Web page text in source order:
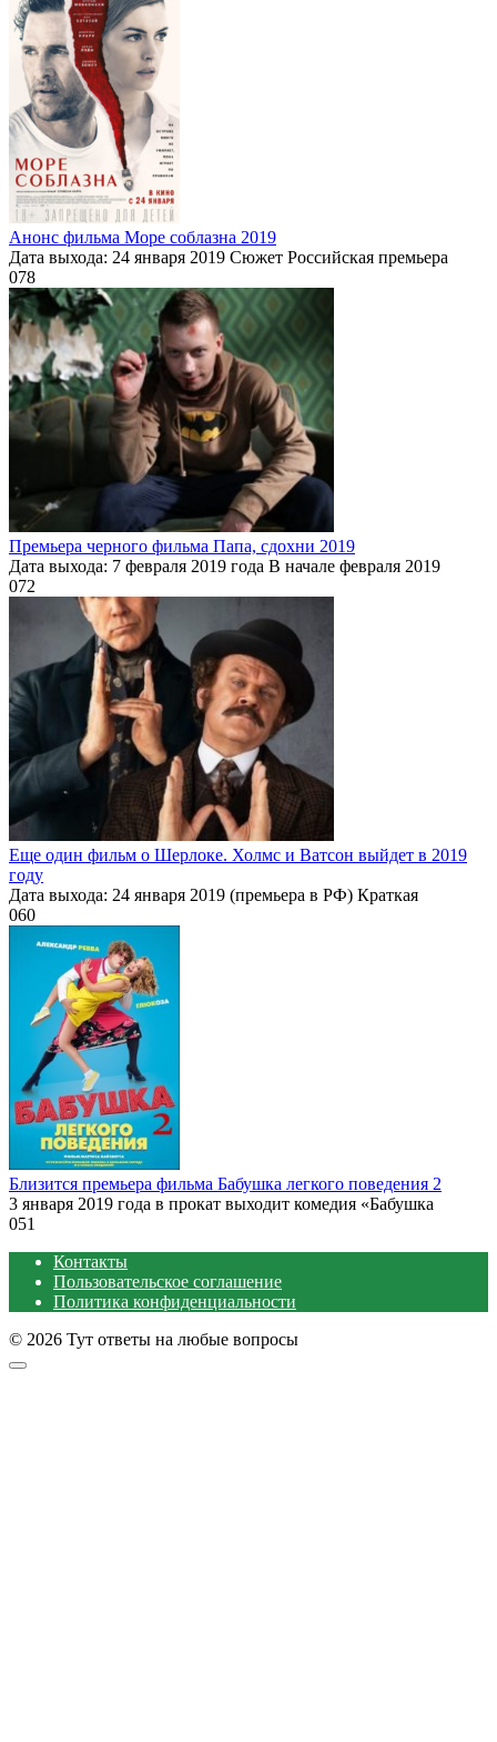
Анонс фильма Море соблазна 2019
Дата выхода: 24 января 2019 Сюжет Российская премьера
078
Премьера черного фильма Папа, сдохни 2019
Дата выхода: 7 февраля 2019 года В начале февраля 2019
072
Еще один фильм о Шерлоке. Холмс и Ватсон выйдет в 2019
году
Дата выхода: 24 января 2019 (премьера в РФ) Краткая
060
Близится премьера фильма Бабушка легкого поведения 2
3 января 2019 года в прокат выходит комедия «Бабушка
051
Контакты
Пользовательское соглашение
Политика конфиденциальности
© 2026 Тут ответы на любые вопросы